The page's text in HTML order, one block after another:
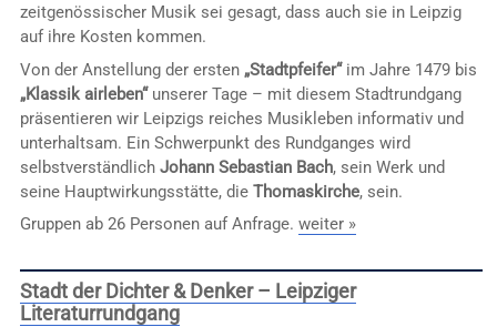
zeitgenössischer Musik sei gesagt, dass auch sie in Leipzig
auf ihre Kosten kommen.
Von der Anstellung der ersten „Stadtpfeifer“im Jahre 1479 bis
„Klassik airleben“unserer Tage – mit diesem Stadtrundgang
präsentieren wir Leipzigs reiches Musikleben informativ und
unterhaltsam. Ein Schwerpunkt des Rundganges wird
selbstverständlich Johann Sebastian Bach, sein Werk und
seine Hauptwirkungsstätte, die Thomaskirche, sein.
Gruppen ab 26 Personen auf Anfrage. weiter »
Stadt der Dichter & Denker – Leipziger
Literaturrundgang